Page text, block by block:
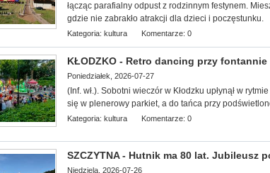
łącząc parafialny odpust z rodzinnym festynem.
gdzie nie zabrakło atrakcji dla dzieci i poczęstunku.
Kategoria: kultura Komentarze: 0
KŁODZKO - Retro dancing przy fontannie
Poniedziałek, 2026-07-27
(Inf. wł.). Sobotni wieczór w Kłodzku upłynął w
się w plenerowy parkiet, a do tańca przy
Kategoria: kultura Komentarze: 0
SZCZYTNA - Hutnik ma 80 lat. Jubileusz
Niedziela, 2026-07-26